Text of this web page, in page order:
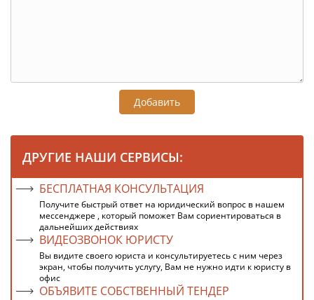
Добавить
ДРУГИЕ НАШИ СЕРВИСЫ:
БЕСПЛАТНАЯ КОНСУЛЬТАЦИЯ
Получите быстрый ответ на юридический вопрос в нашем
мессенджере , который поможет Вам сориентироваться в
дальнейших действиях
ВИДЕОЗВОНОК ЮРИСТУ
Вы видите своего юриста и консультируетесь с ним через
экран, чтобы получить услугу, Вам не нужно идти к юристу в
офис
ОБЪЯВИТЕ СОБСТВЕННЫЙ ТЕНДЕР